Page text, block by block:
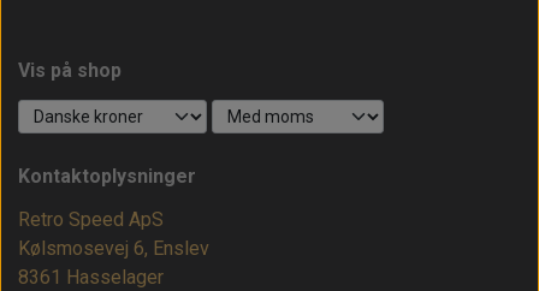
Vis på shop
Kontaktoplysninger
Retro Speed ApS
Kølsmosevej 6, Enslev
8361 Hasselager